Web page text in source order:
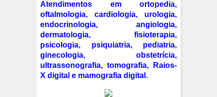
Atendimentos em ortopedia,
oftalmologia, cardiologia, urologia,
endocrinologia, angiologia,
dermatologia, fisioterapia,
psicologia, psiquiatria, pediatria,
ginecologia, obstetrícia,
ultrassonografia, tomografia, Raios-
X digital e mamografia digital.